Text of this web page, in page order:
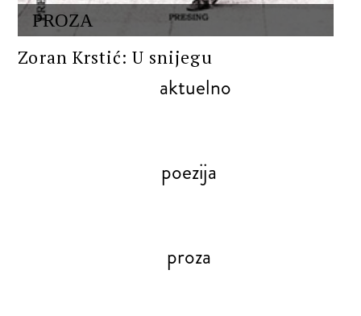
PROZA
Zoran Krstić: U snijegu
aktuelno
poezija
proza